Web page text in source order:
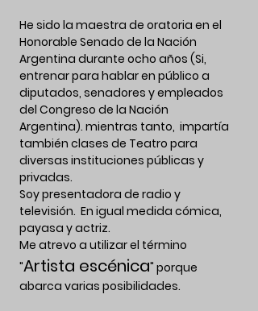
He sido la maestra de oratoria en el
Honorable Senado de la Nación
Argentina durante ocho años (Si,
entrenar para hablar en público a
diputados, senadores y empleados
del Congreso de la Nación
Argentina). mientras tanto, impartía
también clases de Teatro para
diversas instituciones públicas y
privadas.
Soy presentadora de radio y
televisión. En igual medida cómica,
payasa y actriz.
Me atrevo a utilizar el término
"Artista escénica" porque
abarca varias posibilidades.